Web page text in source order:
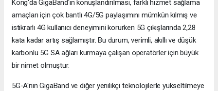
Kong'da GigaBand'ın konuşlandırılması, farklı hizmet sağlama
amaçları için çok bantlı 4G/5G paylaşımını mümkün kılmış ve
istikrarlı 4G kullanıcı deneyimini korurken 5G çıkışlarında 2,28
kata kadar artış sağlamıştır. Bu durum, verimli, akıllı ve düşük
karbonlu 5G SA ağları kurmaya çalışan operatörler için büyük
bir nimet olmuştur.
5G-A'nın GigaBand ve diğer yenilikçi teknolojilerle yükseltilmeye